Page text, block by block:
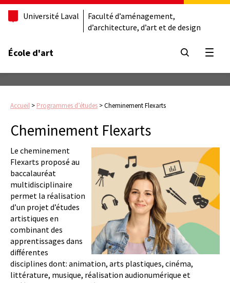
Université Laval
Faculté d’aménagement,
d’architecture, d’art et de design
École d'art
Accueil > Programmes d’études >Cheminement Flexarts
Cheminement Flexarts
Le cheminement
Flexarts proposé au
baccalauréat
multidisciplinaire
permet la réalisation
d’un projet d’études
artistiques en
combinant des
apprentissages dans
différentes
disciplines dont: animation, arts plastiques, cinéma,
littérature, musique, réalisation audionumérique et